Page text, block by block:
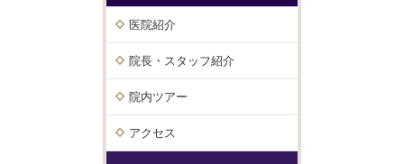
医院紹介
院長・スタッフ紹介
院内ツアー
アクセス